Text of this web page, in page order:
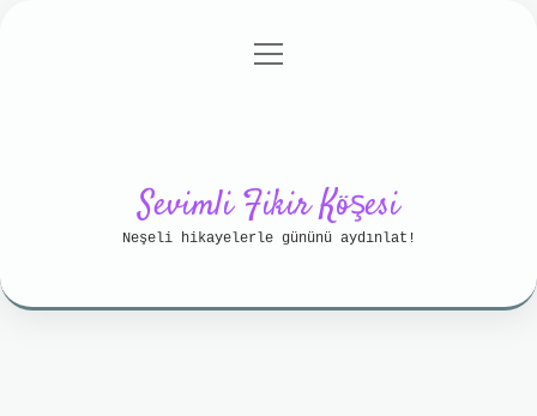
Gizlilik Politikası
menüyü
Sevimli Fikir Köşesi
Neşeli hikayelerle gününü aydınlat!